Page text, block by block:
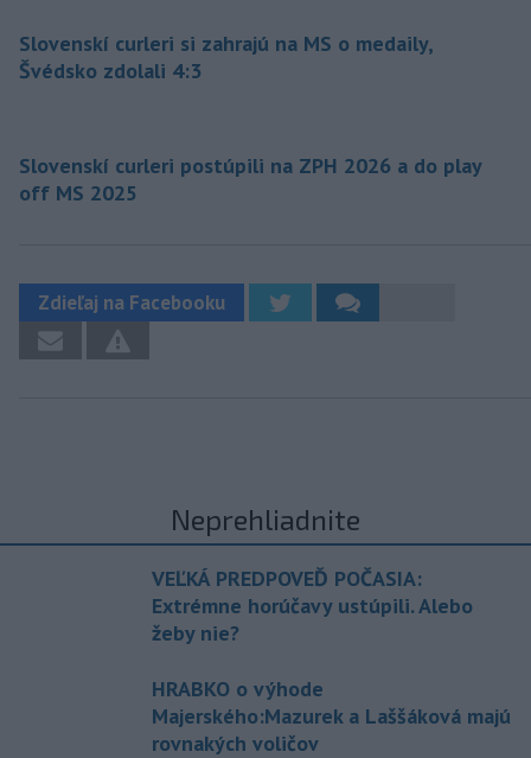
Slovenskí curleri si zahrajú na MS o medaily,
Švédsko zdolali 4:3
Slovenskí curleri postúpili na ZPH 2026 a do play
off MS 2025
Zdieľaj na Facebooku
Neprehliadnite
VEĽKÁ PREDPOVEĎ POČASIA:
Extrémne horúčavy ustúpili. Alebo
žeby nie?
HRABKO o výhode
Majerského:Mazurek a Laššáková majú
rovnakých voličov